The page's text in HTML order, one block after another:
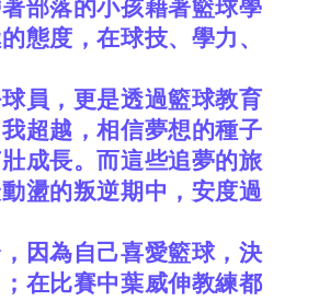
部落的小孩藉著籃球學
態度，在球技、學力、
員，更是透過籃球教育
超越，相信夢想的種子
成長。而這些追夢的旅
盪的叛逆期中，安度過
因為自己喜愛籃球，決
在比賽中葉威伸教練都